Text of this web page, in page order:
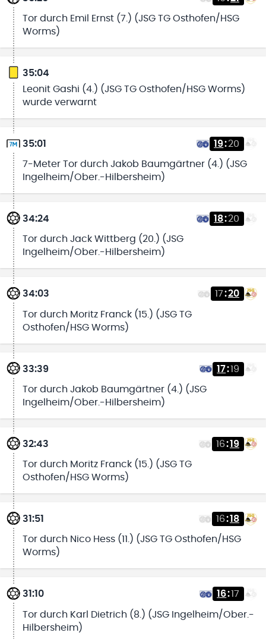
Tor durch Emil Ernst (7.) (JSG TG Osthofen/HSG
Worms)
35:04
Leonit Gashi (4.) (JSG TG Osthofen/HSG Worms)
wurde verwarnt
35:01 19:20
7-Meter Tor durch Jakob Baumgärtner (4.) (JSG
Ingelheim/Ober.-Hilbersheim)
34:24 18:20
Tor durch Jack Wittberg (20.) (JSG
Ingelheim/Ober.-Hilbersheim)
34:03 17:20
Tor durch Moritz Franck (15.) (JSG TG
Osthofen/HSG Worms)
33:39 17:19
Tor durch Jakob Baumgärtner (4.) (JSG
Ingelheim/Ober.-Hilbersheim)
32:43 16:19
Tor durch Moritz Franck (15.) (JSG TG
Osthofen/HSG Worms)
31:51 16:18
Tor durch Nico Hess (11.) (JSG TG Osthofen/HSG
Worms)
31:10 16:17
Tor durch Karl Dietrich (8.) (JSG Ingelheim/Ober.-
Hilbersheim)